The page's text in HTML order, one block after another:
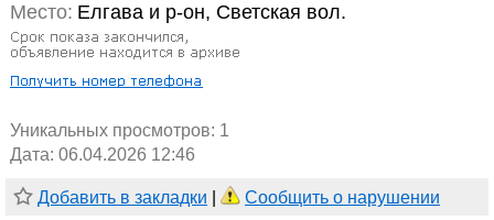
Место: Елгава и р-он, Светская вол.
Уникальных просмотров: 1
Дата: 06.04.2026 12:46
Добавить в закладки Сообщить о нарушении